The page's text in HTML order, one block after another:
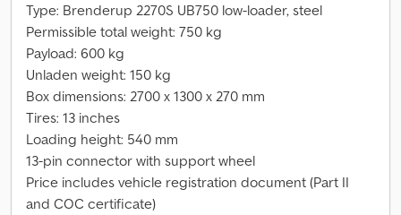
Type: Brenderup 2270S UB750 low-loader, steel
Permissible total weight: 750 kg
Payload: 600 kg
Unladen weight: 150 kg
Box dimensions: 2700 x 1300 x 270 mm
Tires: 13 inches
Loading height: 540 mm
13-pin connector with support wheel
Price includes vehicle registration document (Part II
and COC certificate)